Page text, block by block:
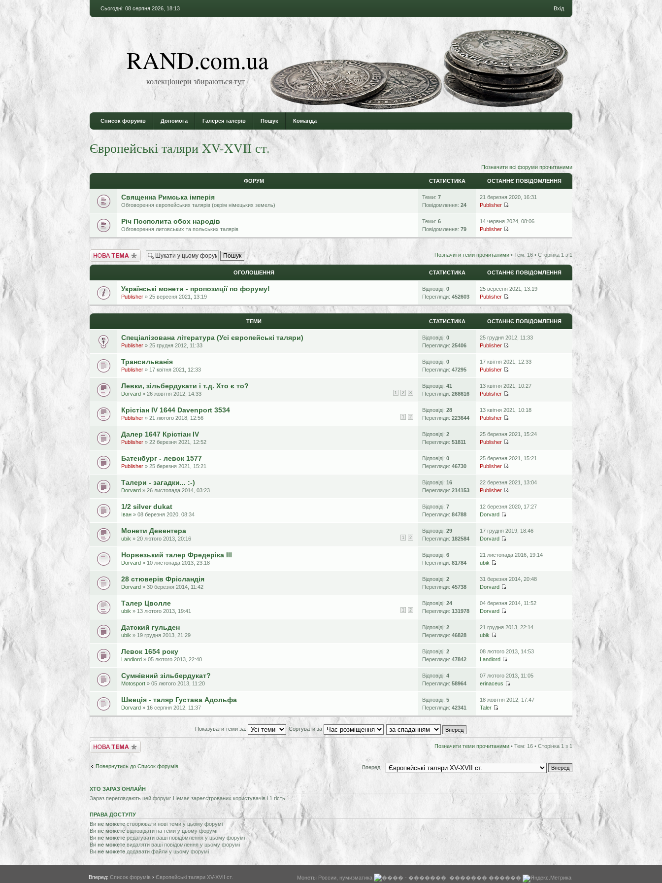
Сьогодні: 08 серпня 2026, 18:13 Вхід
RAND.com.ua
колекціонери збираються тут
Список форумів Допомога Галерея талерів Пошук Команда
Європейські таляри XV-XVII ст.
Позначити всі форуми прочитаними
ФОРУМ СТАТИСТИКА ОСТАННЄ ПОВІДОМЛЕННЯ
Священна Римська імперія
Обговорення європейських талярів (окрім німецьких земель)
Теми: 7
Повідомлення: 24
21 березня 2020, 16:31
Publisher
Річ Посполита обох народів
Обговорення литовських та польських талярів
Теми: 6
Повідомлення: 79
14 червня 2024, 08:06
Publisher
Створити нову тему Позначити теми прочитаними • Тем: 16 • Сторінка 1 з1
ОГОЛОШЕННЯ СТАТИСТИКА ОСТАННЄ ПОВІДОМЛЕННЯ
Українські монети - пропозиції по форуму!
Publisher » 25 вересня 2021, 13:19
Відповіді: 0
Перегляди: 452603
25 вересня 2021, 13:19
Publisher
ТЕМИ СТАТИСТИКА ОСТАННЄ ПОВІДОМЛЕННЯ
Спеціалізована література (Усі європейські таляри)
Publisher » 25 грудня 2012, 11:33
Відповіді: 0
Перегляди: 25406
25 грудня 2012, 11:33
Publisher
Трансильванія
Publisher » 17 квітня 2021, 12:33
Відповіді: 0
Перегляди: 47295
17 квітня 2021, 12:33
Publisher
Левки, зільбердукати і т.д. Хто є то?
1 2 3
Dorvard » 26 жовтня 2012, 14:33
Відповіді: 41
Перегляди: 268616
13 квітня 2021, 10:27
Publisher
Крістіан IV 1644 Davenport 3534
1 2
Publisher » 21 лютого 2018, 12:56
Відповіді: 28
Перегляди: 223644
13 квітня 2021, 10:18
Publisher
Далер 1647 Крістіан IV
Publisher » 22 березня 2021, 12:52
Відповіді: 2
Перегляди: 51811
25 березня 2021, 15:24
Publisher
Батенбург - левок 1577
Publisher » 25 березня 2021, 15:21
Відповіді: 0
Перегляди: 46730
25 березня 2021, 15:21
Publisher
Талери - загадки... :-)
Dorvard » 26 листопада 2014, 03:23
Відповіді: 16
Перегляди: 214153
22 березня 2021, 13:04
Publisher
1/2 silver dukat
Іван » 08 березня 2020, 08:34
Відповіді: 7
Перегляди: 84788
12 березня 2020, 17:27
Dorvard
Монети Девентера
1 2
ubik » 20 лютого 2013, 20:16
Відповіді: 29
Перегляди: 182584
17 грудня 2019, 18:46
Dorvard
Норвезький талер Фредеріка III
Dorvard » 10 листопада 2013, 23:18
Відповіді: 6
Перегляди: 81784
21 листопада 2016, 19:14
ubik
28 cтюверів Фрісландія
Dorvard » 30 березня 2014, 11:42
Відповіді: 2
Перегляди: 45738
31 березня 2014, 20:48
Dorvard
Талер Цволле
1 2
ubik » 13 лютого 2013, 19:41
Відповіді: 24
Перегляди: 131978
04 березня 2014, 11:52
Dorvard
Датский гульден
ubik » 19 грудня 2013, 21:29
Відповіді: 2
Перегляди: 46828
21 грудня 2013, 22:14
ubik
Левок 1654 року
Landlord » 05 лютого 2013, 22:40
Відповіді: 2
Перегляди: 47842
08 лютого 2013, 14:53
Landlord
Сумнівний зільбердукат?
Motosport » 05 лютого 2013, 11:20
Відповіді: 4
Перегляди: 58964
07 лютого 2013, 11:05
erinaceus
Швеція - таляр Густава Адольфа
Dorvard » 16 серпня 2012, 11:37
Відповіді: 5
Перегляди: 42341
18 жовтня 2012, 17:47
Taler
Показувати теми за: Сортувати за
Створити нову тему Позначити теми прочитаними • Тем: 16 • Сторінка 1 з 1
Повернутись до Список форумів Вперед:
ХТО ЗАРАЗ ОНЛАЙН
Зараз переглядають цей форум: Немає зареєстрованих користувачів і 1 гість
ПРАВА ДОСТУПУ
Ви не можетестворювати нові теми у цьому форумі
Ви не можетевідповідати на теми у цьому форумі
Ви не можете редагувати ваші повідомлення у цьому форумі
Ви не можете видаляти ваші повідомлення у цьому форумі
Ви не можете додавати файли у цьому форумі
Вперед: Список форумів › Європейські таляри XV-XVII ст. Монеты России, нумизматика